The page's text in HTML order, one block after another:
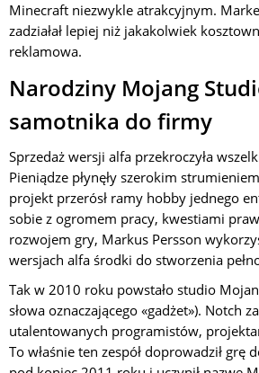
Minecraft niezwykle atrakcyjnym.
zadziałał lepiej niż jakakolwiek
reklamowa.
Narodziny Mojang
samotnika do firmy
Sprzedaż wersji alfa przekroczyła
Pieniądze płynęły szerokim
projekt przerósł ramy hobby jednego
sobie z ogromem pracy, kwestiami
rozwojem gry, Markus Persson
wersjach alfa środki do stworzenia
Tak w 2010 roku powstało studio
słowa oznaczającego «gadżet»). Notch
utalentowanych programistów,
To właśnie ten zespół doprowadził grę